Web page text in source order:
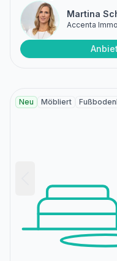
Martina
Accenta
Neu Möbliert